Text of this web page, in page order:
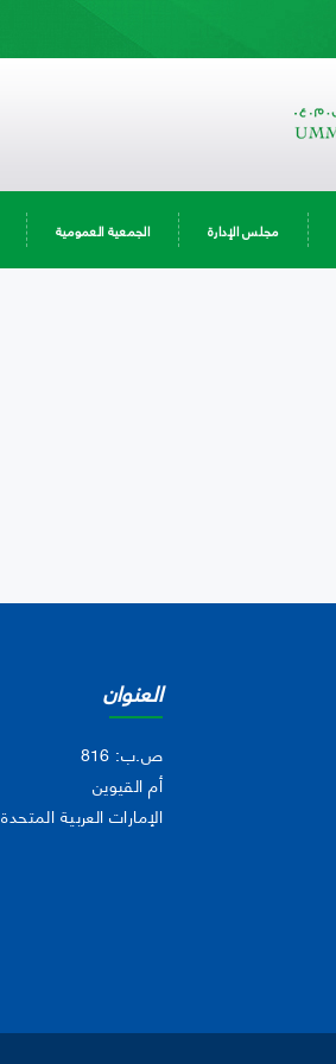
مجلس الإدارة الجمعية العمومية
العنوان
ص.ب: 816
أم القيوين
الإمارات العربية المتحدة